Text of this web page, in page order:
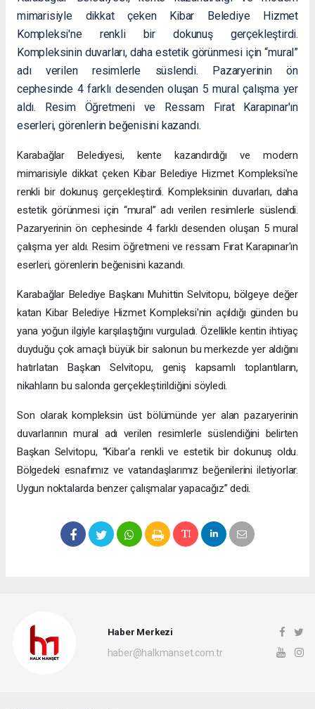
mimarisiyle dikkat çeken Kibar Belediye Hizmet
Kompleksi'ne renkli bir dokunuş gerçekleştirdi.
Kompleksinin duvarları, daha estetik görünmesi için “mural”
adı verilen resimlerle süslendi. Pazaryerinin ön
cephesinde 4 farklı desenden oluşan 5 mural çalışma yer
aldı. Resim Öğretmeni ve Ressam Fırat Karapınar'ın
eserleri, görenlerin beğenisini kazandı.
Karabağlar Belediyesi, kente kazandırdığı ve modern
mimarisiyle dikkat çeken Kibar Belediye Hizmet Kompleksi'ne
renkli bir dokunuş gerçekleştirdi. Kompleksinin duvarları, daha
estetik görünmesi için “mural” adı verilen resimlerle süslendi.
Pazaryerinin ön cephesinde 4 farklı desenden oluşan 5 mural
çalışma yer aldı. Resim öğretmeni ve ressam Fırat Karapınar'ın
eserleri, görenlerin beğenisini kazandı.
Karabağlar Belediye Başkanı Muhittin Selvitopu, bölgeye değer
katan Kibar Belediye Hizmet Kompleksi'nin açıldığı günden bu
yana yoğun ilgiyle karşılaştığını vurguladı. Özellikle kentin ihtiyaç
duyduğu çok amaçlı büyük bir salonun bu merkezde yer aldığını
hatırlatan Başkan Selvitopu, geniş kapsamlı toplantıların,
nikahların bu salonda gerçekleştirildiğini söyledi.
Son olarak kompleksin üst bölümünde yer alan pazaryerinin
duvarlarının mural adı verilen resimlerle süslendiğini belirten
Başkan Selvitopu, “Kibar'a renkli ve estetik bir dokunuş oldu.
Bölgedeki esnafımız ve vatandaşlarımız beğenilerini iletiyorlar.
Uygun noktalarda benzer çalışmalar yapacağız” dedi.
Haber Merkezi
haber@halkmanset.com.tr